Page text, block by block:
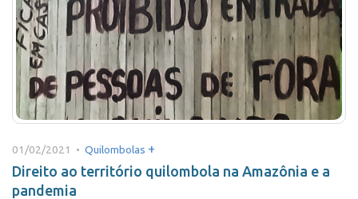
01/02/2021 • Quilombolas +
Direito ao território quilombola na Amazônia e a
pandemia